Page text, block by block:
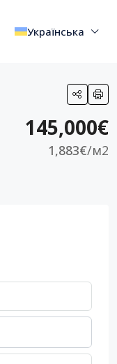
Українська
145,000€
1,883€/м2